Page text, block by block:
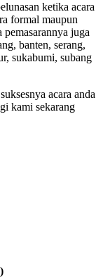
ketika acara
formal maupun
juga
banten, serang,
sukabumi, subang
acara anda
kami sekarang